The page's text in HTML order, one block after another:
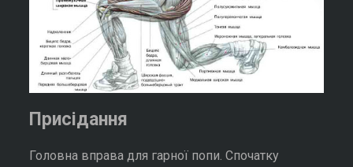
Присідання
Головна вправа для гарної попи. Спочатку